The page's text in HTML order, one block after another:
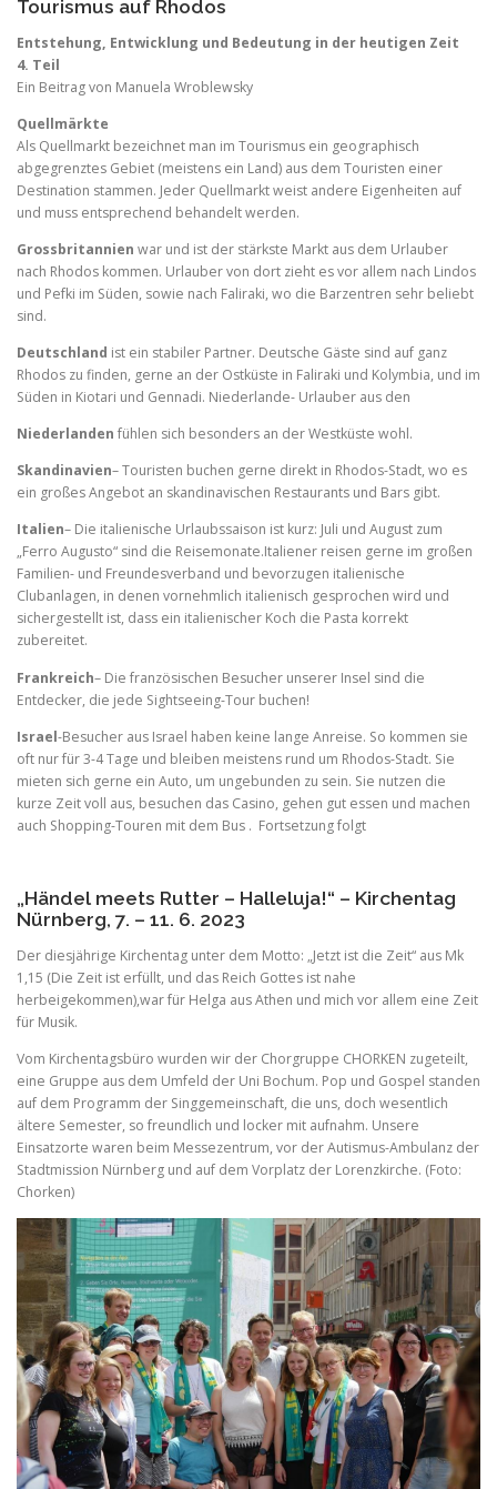
Tourismus auf Rhodos
Entstehung, Entwicklung und Bedeutung in der heutigen Zeit
4. Teil
Ein Beitrag von Manuela Wroblewsky
Quellmärkte
Als Quellmarkt bezeichnet man im Tourismus ein geographisch
abgegrenztes Gebiet (meistens ein Land) aus dem Touristen einer
Destination stammen. Jeder Quellmarkt weist andere Eigenheiten auf
und muss entsprechend behandelt werden.
Grossbritannien war und ist der stärkste Markt aus dem Urlauber
nach Rhodos kommen. Urlauber von dort zieht es vor allem nach Lindos
und Pefki im Süden, sowie nach Faliraki, wo die Barzentren sehr beliebt
sind.
Deutschland ist ein stabiler Partner. Deutsche Gäste sind auf ganz
Rhodos zu finden, gerne an der Ostküste in Faliraki und Kolymbia, und im
Süden in Kiotari und Gennadi. Niederlande- Urlauber aus den
Niederlanden fühlen sich besonders an der Westküste wohl.
Skandinavien– Touristen buchen gerne direkt in Rhodos-Stadt, wo es
ein großes Angebot an skandinavischen Restaurants und Bars gibt.
Italien– Die italienische Urlaubssaison ist kurz: Juli und August zum
„Ferro Augusto“ sind die Reisemonate.Italiener reisen gerne im großen
Familien- und Freundesverband und bevorzugen italienische
Clubanlagen, in denen vornehmlich italienisch gesprochen wird und
sichergestellt ist, dass ein italienischer Koch die Pasta korrekt
zubereitet.
Frankreich– Die französischen Besucher unserer Insel sind die
Entdecker, die jede Sightseeing-Tour buchen!
Israel-Besucher aus Israel haben keine lange Anreise. So kommen sie
oft nur für 3-4 Tage und bleiben meistens rund um Rhodos-Stadt. Sie
mieten sich gerne ein Auto, um ungebunden zu sein. Sie nutzen die
kurze Zeit voll aus, besuchen das Casino, gehen gut essen und machen
auch Shopping-Touren mit dem Bus . Fortsetzung folgt
„Händel meets Rutter – Halleluja!“ – Kirchentag
Nürnberg, 7. – 11. 6. 2023
Der diesjährige Kirchentag unter dem Motto: „Jetzt ist die Zeit“ aus Mk
1,15 (Die Zeit ist erfüllt, und das Reich Gottes ist nahe
herbeigekommen),war für Helga aus Athen und mich vor allem eine Zeit
für Musik.
Vom Kirchentagsbüro wurden wir der Chorgruppe CHORKEN zugeteilt,
eine Gruppe aus dem Umfeld der Uni Bochum. Pop und Gospel standen
auf dem Programm der Singgemeinschaft, die uns, doch wesentlich
ältere Semester, so freundlich und locker mit aufnahm. Unsere
Einsatzorte waren beim Messezentrum, vor der Autismus-Ambulanz der
Stadtmission Nürnberg und auf dem Vorplatz der Lorenzkirche. (Foto:
Chorken)